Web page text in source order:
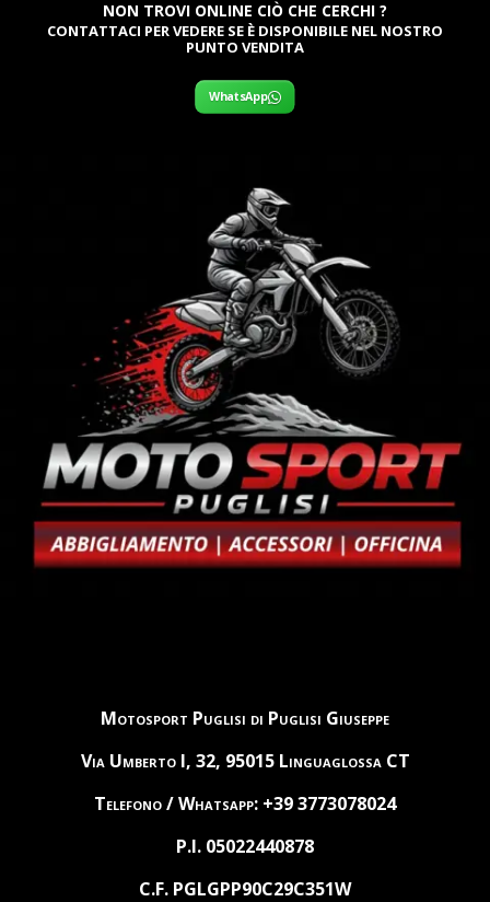
NON TROVI ONLINE CIÒ CHE CERCHI ?
CONTATTACI PER VEDERE SE È DISPONIBILE NEL NOSTRO
PUNTO VENDITA
WhatsApp
Motosport Puglisi di Puglisi Giuseppe
Via Umberto I, 32, 95015 Linguaglossa CT
Telefono / Whatsapp: +39 3773078024
P.I. 05022440878
C.F. PGLGPP90C29C351W